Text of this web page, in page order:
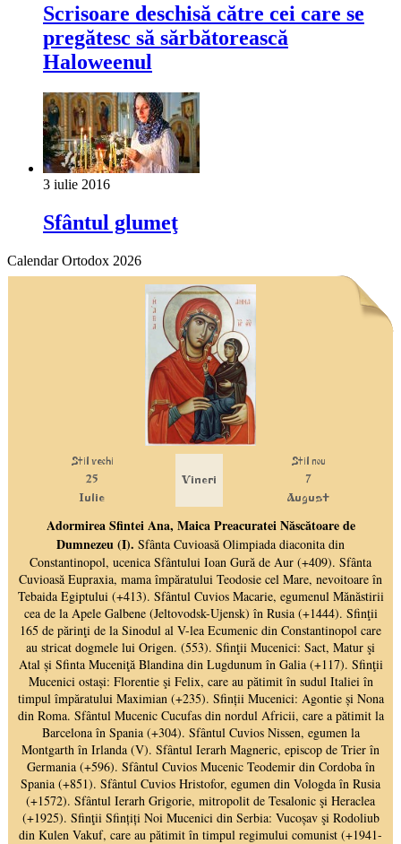
Scrisoare deschisă către cei care se
pregătesc să sărbătorească
Haloweenul
3 iulie 2016
Sfântul glumeţ
Calendar Ortodox 2026